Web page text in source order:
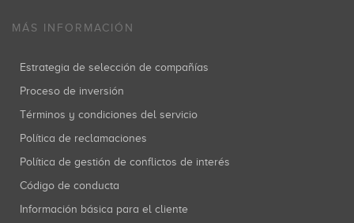
MÁS INFORMACIÓN
Estrategia de selección de compañías
Proceso de inversión
Términos y condiciones del servicio
Política de reclamaciones
Política de gestión de conflictos de interés
Código de conducta
Información básica para el cliente